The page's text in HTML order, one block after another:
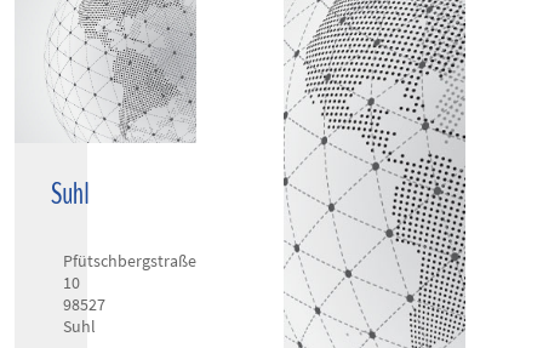
Suhl
Pfütschbergstraße
10
98527
Suhl